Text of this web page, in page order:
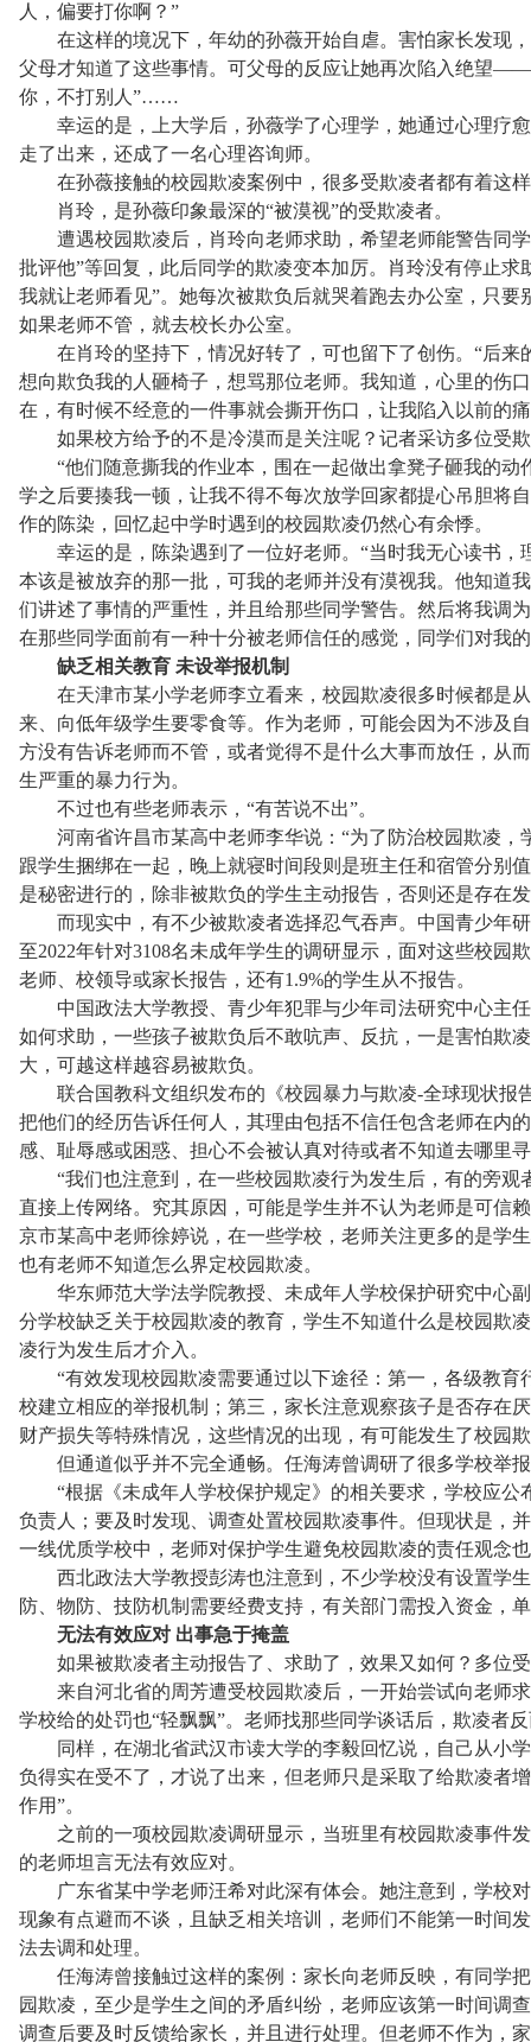
人，偏要打你啊？”
在这样的境况下，年幼的孙薇开始自虐。害怕家长发现
父母才知道了这些事情。可父母的反应让她再次陷入绝望
你，不打别人”……
幸运的是，上大学后，孙薇学了心理学，她通过心理疗
走了出来，还成了一名心理咨询师。
在孙薇接触的校园欺凌案例中，很多受欺凌者都有着这样
肖玲，是孙薇印象最深的“被漠视”的受欺凌者。
遭遇校园欺凌后，肖玲向老师求助，希望老师能警告同学
批评他”等回复，此后同学的欺凌变本加厉。肖玲没有停止
我就让老师看见”。她每次被欺负后就哭着跑去办公室，只
如果老师不管，就去校长办公室。
在肖玲的坚持下，情况好转了，可也留下了创伤。“后来
想向欺负我的人砸椅子，想骂那位老师。我知道，心里的伤
在，有时候不经意的一件事就会撕开伤口，让我陷入以前的
如果校方给予的不是冷漠而是关注呢？记者采访多位受欺
“他们随意撕我的作业本，围在一起做出拿凳子砸我的动
学之后要揍我一顿，让我不得不每次放学回家都提心吊胆
作的陈染，回忆起中学时遇到的校园欺凌仍然心有余悸。
幸运的是，陈染遇到了一位好老师。“当时我无心读书，
本该是被放弃的那一批，可我的老师并没有漠视我。他知道
们讲述了事情的严重性，并且给那些同学警告。然后将我调
在那些同学面前有一种十分被老师信任的感觉，同学们对我
缺乏相关教育 未设举报机制
在天津市某小学老师李立看来，校园欺凌很多时候都是
来、向低年级学生要零食等。作为老师，可能会因为不涉及
方没有告诉老师而不管，或者觉得不是什么大事而放任，从
生严重的暴力行为。
不过也有些老师表示，“有苦说不出”。
河南省许昌市某高中老师李华说：“为了防治校园欺凌，
跟学生捆绑在一起，晚上就寝时间段则是班主任和宿管分别
是秘密进行的，除非被欺负的学生主动报告，否则还是存在
而现实中，有不少被欺凌者选择忍气吞声。中国青少年研
至2022年针对3108名未成年学生的调研显示，面对这些校园
老师、校领导或家长报告，还有1.9%的学生从不报告。
中国政法大学教授、青少年犯罪与少年司法研究中心主
如何求助，一些孩子被欺负后不敢吭声、反抗，一是害怕欺
大，可越这样越容易被欺负。
联合国教科文组织发布的《校园暴力与欺凌-全球现状报
把他们的经历告诉任何人，其理由包括不信任包含老师在内
感、耻辱感或困惑、担心不会被认真对待或者不知道去哪里
“我们也注意到，在一些校园欺凌行为发生后，有的旁观
直接上传网络。究其原因，可能是学生并不认为老师是可信
京市某高中老师徐婷说，在一些学校，老师关注更多的是学
也有老师不知道怎么界定校园欺凌。
华东师范大学法学院教授、未成年人学校保护研究中心
分学校缺乏关于校园欺凌的教育，学生不知道什么是校园欺
凌行为发生后才介入。
“有效发现校园欺凌需要通过以下途径：第一，各级教育
校建立相应的举报机制；第三，家长注意观察孩子是否存在
财产损失等特殊情况，这些情况的出现，有可能发生了校园
但通道似乎并不完全通畅。任海涛曾调研了很多学校举报
“根据《未成年人学校保护规定》的相关要求，学校应公
负责人；要及时发现、调查处置校园欺凌事件。但现状是，
一线优质学校中，老师对保护学生避免校园欺凌的责任观念
西北政法大学教授彭涛也注意到，不少学校没有设置学生
防、物防、技防机制需要经费支持，有关部门需投入资金，
无法有效应对 出事急于掩盖
如果被欺凌者主动报告了、求助了，效果又如何？多位
来自河北省的周芳遭受校园欺凌后，一开始尝试向老师
学校给的处罚也“轻飘飘”。老师找那些同学谈话后，欺凌者
同样，在湖北省武汉市读大学的李毅回忆说，自己从小
负得实在受不了，才说了出来，但老师只是采取了给欺凌者
作用”。
之前的一项校园欺凌调研显示，当班里有校园欺凌事件发
的老师坦言无法有效应对。
广东省某中学老师汪希对此深有体会。她注意到，学校
现象有点避而不谈，且缺乏相关培训，老师们不能第一时间
法去调和处理。
任海涛曾接触过这样的案例：家长向老师反映，有同学把
园欺凌，至少是学生之间的矛盾纠纷，老师应该第一时间调
调查后要及时反馈给家长，并且进行处理。但老师不作为，